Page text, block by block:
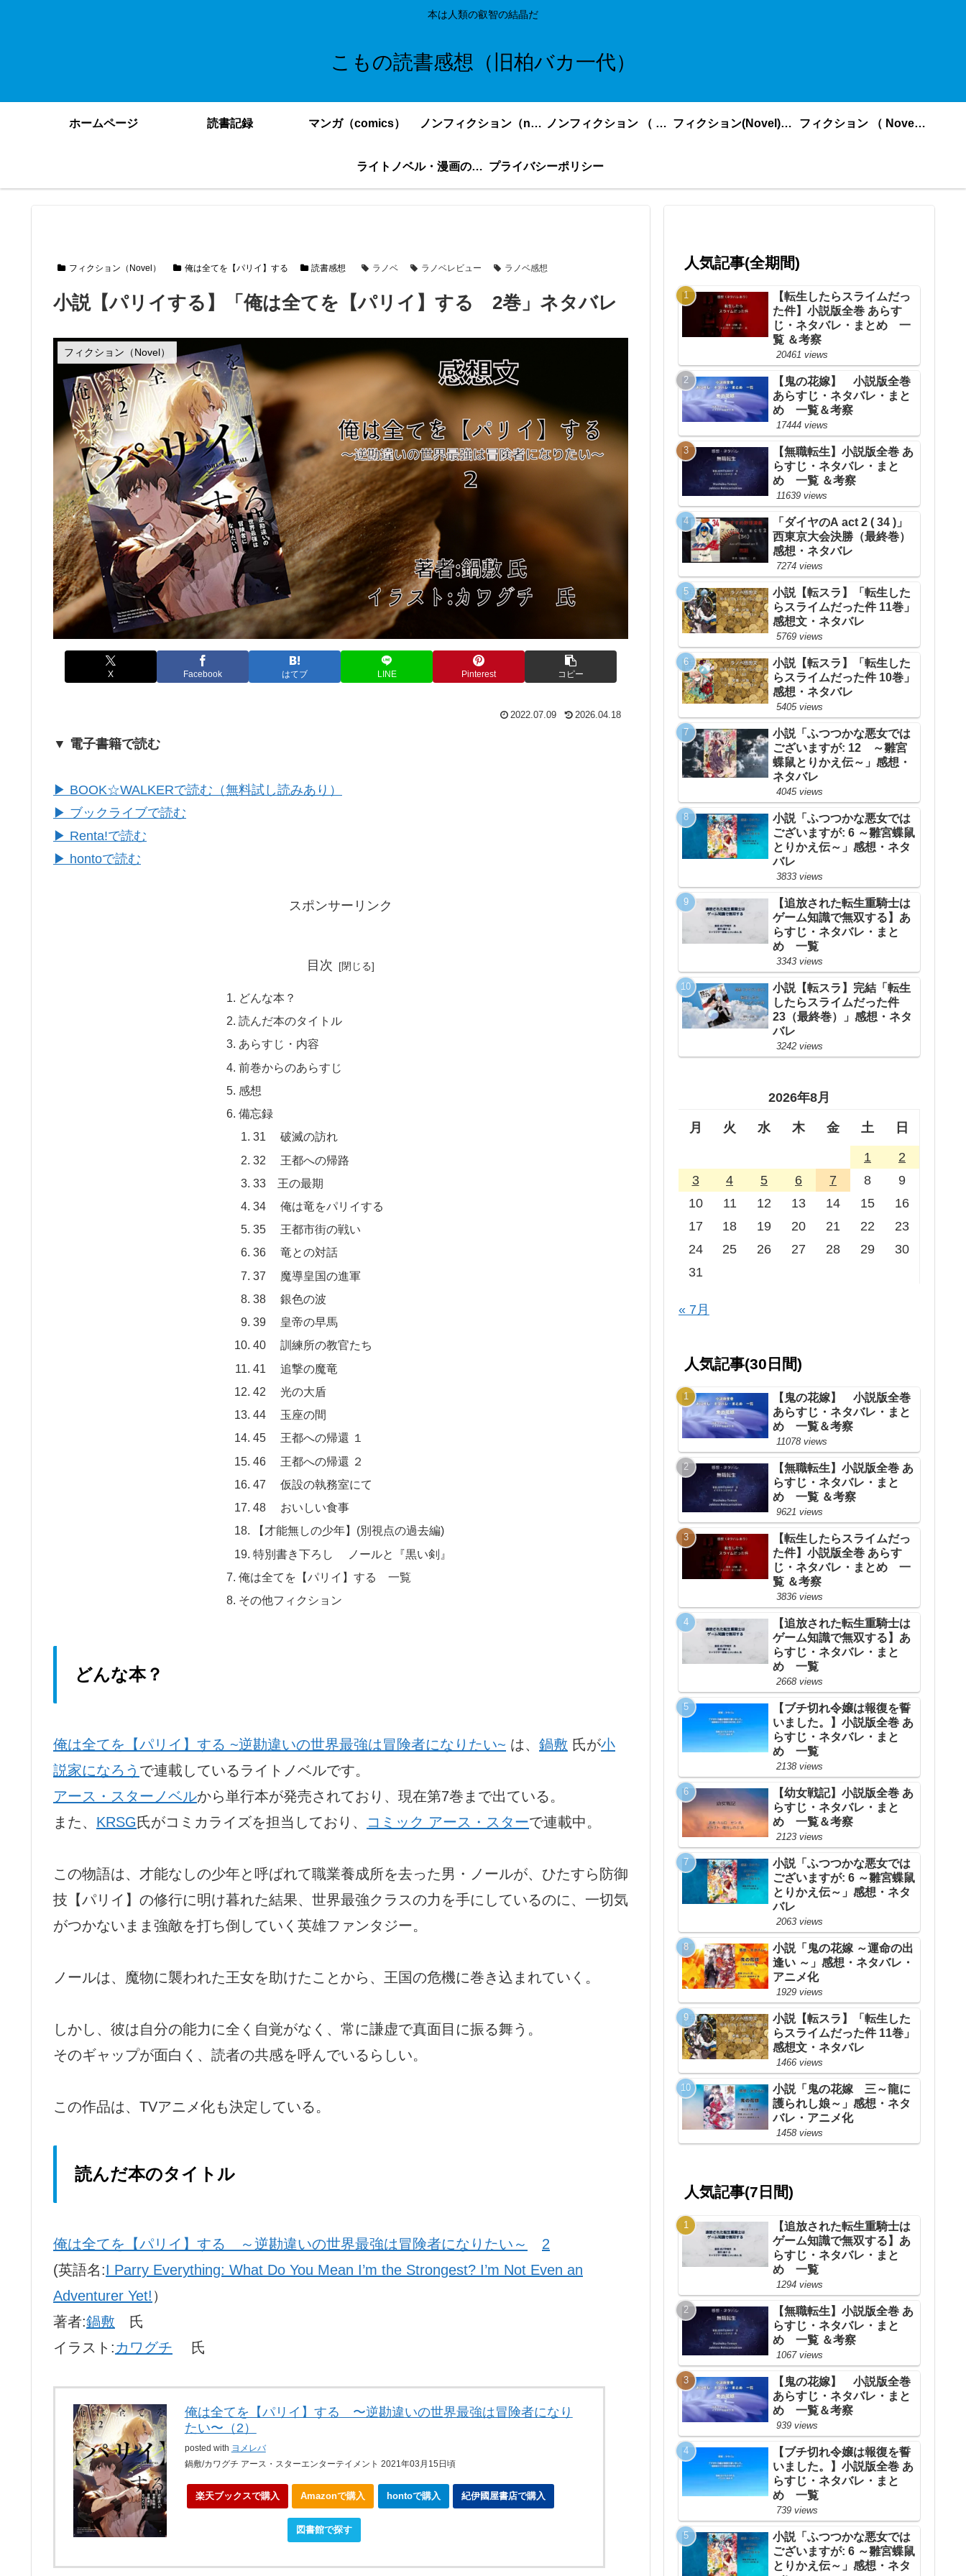
本は人類の叡智の結晶だ
こもの読書感想（旧柏バカ一代）
ホームページ 読書記録 マンガ（comics） ノンフィクション（nonfiction）更新順 ノンフィクション （ nonfiction ） あいうえお順 フィクション(Novel)更新順 フィクション （ Novel ） あいうえお順
ライトノベル・漫画の感想・ネタバレまとめ｜こもの読書感想 プライバシーポリシー
フィクション（Novel） 俺は全てを【パリイ】する 読書感想 ラノベ ラノベレビュー ラノベ感想
小説【パリイする】「俺は全てを【パリイ】する 2巻」ネタバレ
フィクション（Novel）
X Facebook はてブ LINE Pinterest コピー
2022.07.09 2026.04.18
▼ 電子書籍で読む
▶ BOOK☆WALKERで読む（無料試し読みあり）
▶ ブックライブで読む
▶ Renta!で読む
▶ hontoで読む
スポンサーリンク
目次
どんな本？
読んだ本のタイトル
あらすじ・内容
前巻からのあらすじ
感想
備忘録
31 破滅の訪れ
32 王都への帰路
33 王の最期
34 俺は竜をパリイする
35 王都市街の戦い
36 竜との対話
37 魔導皇国の進軍
38 銀色の波
39 皇帝の早馬
40 訓練所の教官たち
41 追撃の魔竜
42 光の大盾
44 玉座の間
45 王都への帰還 １
46 王都への帰還 ２
47 仮設の執務室にて
48 おいしい食事
【才能無しの少年】(別視点の過去編)
特別書き下ろし ノールと『黒い剣』
俺は全てを【パリイ】する 一覧
その他フィクション
どんな本？
俺は全てを【パリイ】する ~逆勘違いの世界最強は冒険者になりたい~ は、 鍋敷 氏が小
説家になろう で連載しているライトノベルです。
アース・スターノベルから単行本が発売されており、現在第7巻まで出ている。
また、 KRSG氏がコミカライズを担当しており、 コミック アース・スターで連載中。
この物語は、才能なしの少年と呼ばれて職業養成所を去った男・ノールが、ひたすら防御
技【パリイ】の修行に明け暮れた結果、世界最強クラスの力を手にしているのに、一切気
がつかないまま強敵を打ち倒していく英雄ファンタジー。
ノールは、魔物に襲われた王女を助けたことから、王国の危機に巻き込まれていく。
しかし、彼は自分の能力に全く自覚がなく、常に謙虚で真面目に振る舞う。
そのギャップが面白く、読者の共感を呼んでいるらしい。
この作品は、TVアニメ化も決定している。
読んだ本のタイトル
俺は全てを【パリイ】する ～逆勘違いの世界最強は冒険者になりたい～
2
(英語名:I Parry Everything: What Do You Mean I’m the Strongest? I’m Not Even an
Adventurer Yet! ）
著者:鍋敷 氏
イラスト:カワグチ 氏
俺は全てを【パリイ】する 〜逆勘違いの世界最強は冒険者になり
たい〜（2）
posted with ヨメレバ
鍋敷/カワグチ アース・スターエンターテイメント 2021年03月15日頃
楽天ブックスで購入 Amazonで購入 hontoで購入 紀伊國屋書店で購入
図書館で探す
人気記事(全期間)
【転生したらスライムだっ
た件】小説版全巻 あらす
じ・ネタバレ・まとめ 一
覧 ＆考察
20461 views
【鬼の花嫁】 小説版全巻
あらすじ・ネタバレ・まと
め 一覧＆考察
17444 views
【無職転生】小説版全巻 あ
らすじ・ネタバレ・まと
め 一覧 ＆考察
11639 views
「ダイヤのA act 2 ( 34 )」
西東京大会決勝（最終巻）
感想・ネタバレ
7274 views
小説【転スラ】「転生した
らスライムだった件 11巻」
感想文・ネタバレ
5769 views
小説【転スラ】「転生した
らスライムだった件 10巻」
感想・ネタバレ
5405 views
小説「ふつつかな悪女では
ございますが: 12 ～雛宮
蝶鼠とりかえ伝～」感想・
ネタバレ
4045 views
小説「ふつつかな悪女では
ございますが: 6 ～雛宮蝶鼠
とりかえ伝～」感想・ネタ
バレ
3833 views
【追放された転生重騎士は
ゲーム知識で無双する】あ
らすじ・ネタバレ・まと
め 一覧
3343 views
小説【転スラ】完結「転生
したらスライムだった件
23（最終巻）」感想・ネタ
バレ
3242 views
2026年8月
月 火 水 木 金 土 日
1
2
3
4 5 6 7 8
9
10
11 12 13 14 15
16
17
18 19 20 21 22
23
24
25 26 27 28 29
30
31
« 7月
人気記事(30日間)
【鬼の花嫁】 小説版全巻
あらすじ・ネタバレ・まと
め 一覧＆考察
11078 views
【無職転生】小説版全巻 あ
らすじ・ネタバレ・まと
め 一覧 ＆考察
9621 views
【転生したらスライムだっ
た件】小説版全巻 あらす
じ・ネタバレ・まとめ 一
覧 ＆考察
3836 views
【追放された転生重騎士は
ゲーム知識で無双する】あ
らすじ・ネタバレ・まと
め 一覧
2668 views
【ブチ切れ令嬢は報復を誓
いました。】小説版全巻 あ
らすじ・ネタバレ・まと
め 一覧
2138 views
【幼女戦記】小説版全巻 あ
らすじ・ネタバレ・まと
め 一覧＆考察
2123 views
小説「ふつつかな悪女では
ございますが: 6 ～雛宮蝶鼠
とりかえ伝～」感想・ネタ
バレ
2063 views
小説「鬼の花嫁 ～運命の出
逢い ～」感想・ネタバレ・
アニメ化
1929 views
小説【転スラ】「転生した
らスライムだった件 11巻」
感想文・ネタバレ
1466 views
小説「鬼の花嫁 三～龍に
護られし娘～」感想・ネタ
バレ・アニメ化
1458 views
人気記事(7日間)
【追放された転生重騎士は
ゲーム知識で無双する】あ
らすじ・ネタバレ・まと
め 一覧
1294 views
【無職転生】小説版全巻 あ
らすじ・ネタバレ・まと
め 一覧 ＆考察
1067 views
【鬼の花嫁】 小説版全巻
あらすじ・ネタバレ・まと
め 一覧＆考察
939 views
【ブチ切れ令嬢は報復を誓
いました。】小説版全巻 あ
らすじ・ネタバレ・まと
め 一覧
739 views
小説「ふつつかな悪女では
ございますが: 6 ～雛宮蝶鼠
とりかえ伝～」感想・ネタ